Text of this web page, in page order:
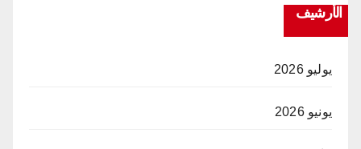
الأرشيف
يوليو 2026
يونيو 2026